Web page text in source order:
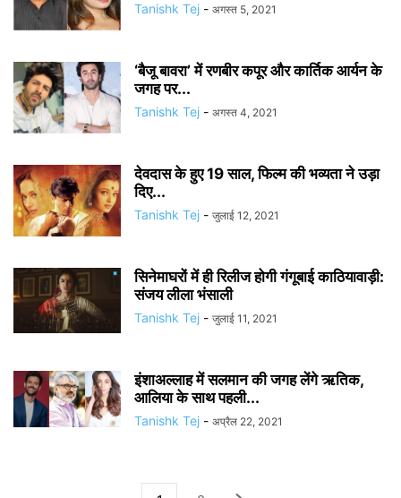
Tanishk Tej - अगस्त 5, 2021
‘बैजू बावरा’ में रणबीर कपूर और कार्तिक आर्यन के
जगह पर...
Tanishk Tej - अगस्त 4, 2021
देवदास के हुए 19 साल, फिल्म की भव्यता ने उड़ा
दिए...
Tanishk Tej - जुलाई 12, 2021
सिनेमाघरों में ही रिलीज होगी गंगूबाई काठियावाड़ी:
संजय लीला भंसाली
Tanishk Tej - जुलाई 11, 2021
इंशाअल्लाह में सलमान की जगह लेंगे ऋतिक,
आलिया के साथ पहली...
Tanishk Tej - अप्रैल 22, 2021